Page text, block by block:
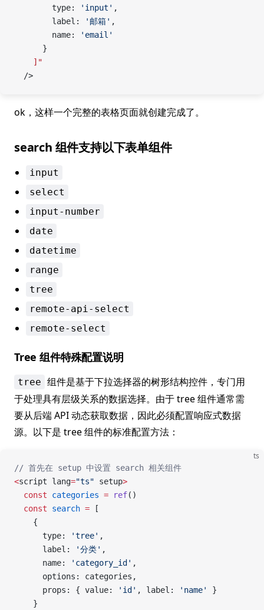
        type:
'input' ,
        label:
'邮箱' ,
        name:
'email'
      }
    ]"
  />
ok，这样一个完整的表格页面就创建完成了。
search 组件支持以下表单组件
input
select
input-number
date
datetime
range
tree
remote-api-select
remote-select
Tree 组件特殊配置说明
tree 组件是基于下拉选择器的树形结构控件，专门用
于处理具有层级关系的数据选择。由于 tree 组件通常需
要从后端 API 动态获取数据，因此必须配置响应式数据
源。以下是 tree 组件的标准配置方法：
ts
// 首先在 setup 中设置 search 相关组件
<script lang="ts" setup>
  const
categories = ref()
  const
search = [
    {
      type:
'tree' ,
      label:
'分类' ,
      name:
'category_id' ,
      options: categories,
      props: { value:
'id' , label: 'name'
}
    }